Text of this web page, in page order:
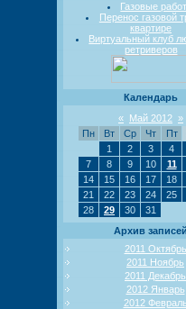
Газовые
Перенос газовой
квартире
Виртуальный клуб
ретриверов
Календарь
« Май 2012 »
Пн
Вт Ср Чт Пт
1
2 3 4
7
8 9 10 11
14
15 16 17 18
21
22 23 24 25
28
29 30
31
Архив записей
2011 Октябрь
2011 Ноябрь
2011 Декабрь
2012 Январь
2012 Февраль